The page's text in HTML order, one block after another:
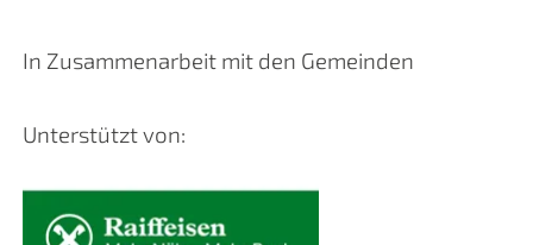
In Zusammenarbeit mit den Gemeinden
Unterstützt von: